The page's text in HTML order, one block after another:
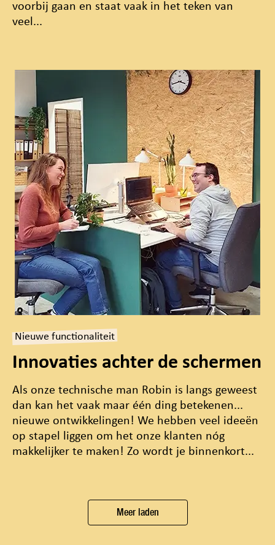
voorbij gaan en staat vaak in het teken van
veel...
Nieuwe functionaliteit
Innovaties achter de schermen
Als onze technische man Robin is langs geweest
dan kan het vaak maar één ding betekenen...
nieuwe ontwikkelingen! We hebben veel ideeën
op stapel liggen om het onze klanten nóg
makkelijker te maken! Zo wordt je binnenkort...
Meer laden